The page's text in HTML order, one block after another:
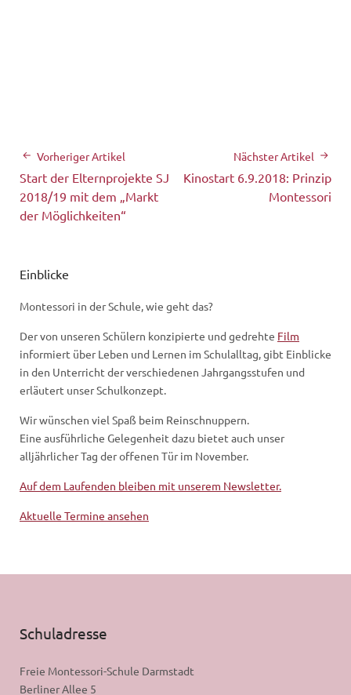
Vorheriger Artikel
Start der Elternprojekte SJ
2018/19 mit dem „Markt
der Möglichkeiten“
Nächster Artikel
Kinostart 6.9.2018: Prinzip
Montessori
Einblicke
Montessori in der Schule, wie geht das?
Der von unseren Schülern konzipierte und gedrehte Film
informiert über Leben und Lernen im Schulalltag, gibt Einblicke
in den Unterricht der verschiedenen Jahrgangsstufen und
erläutert unser Schulkonzept.
Wir wünschen viel Spaß beim Reinschnuppern.
Eine ausführliche Gelegenheit dazu bietet auch unser
alljährlicher Tag der offenen Tür im November.
Auf dem Laufenden bleiben mit unserem Newsletter.
Aktuelle Termine ansehen
Schuladresse
Freie Montessori-Schule Darmstadt
Berliner Allee 5